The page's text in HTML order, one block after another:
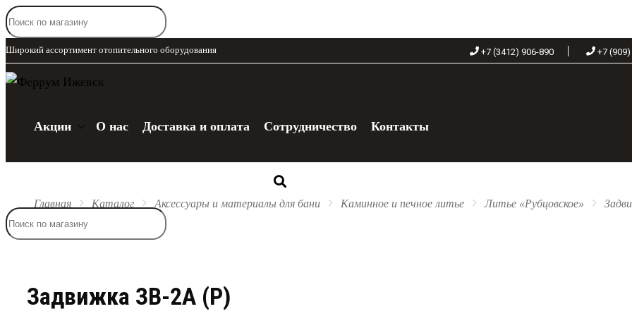
Широкий ассортимент отопительного оборудования +7 (3412) 906-890 +7
Акции О нас Доставка и оплата Сотрудничество Контакты
Главная
Каталог Аксессуары и материалы для бани Каминное и печное литье Литье «Рубцовское»
Задвижка ЗВ-2А (Р)